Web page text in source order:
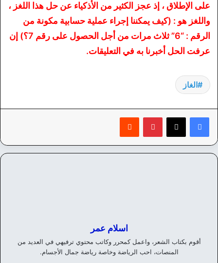
على الإطلاق ، إذ عجز الكثير من الأذكياء عن حل هذا اللغز ،
واللغز هو : (كيف يمكننا إجراء عملية حسابية مكونة من
الرقم : “6” ثلاث مرات من أجل الحصول على رقم 7؟) إن
عرفت الحل أخبرنا به في التعليقات.
الغاز
بينتيريست
اسلام عمر
أقوم بكتاب الشعر، واعمل كمحرر وكاتب محتوي ترفيهي في العديد من
المنصات، احب الرياضة وخاصة رياضة جمال الأجسام.